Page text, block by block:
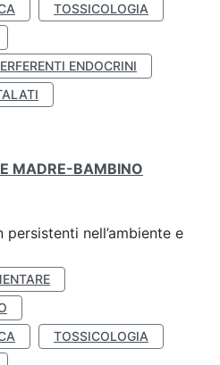
TOSSICOLOGIA
ENDOCRINI
MADRE-BAMBINO
nell’ambiente e
TOSSICOLOGIA